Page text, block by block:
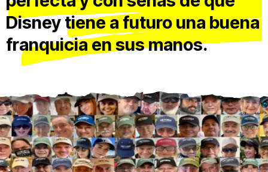
Disney tiene a futuro una buena
franquicia en sus manos.